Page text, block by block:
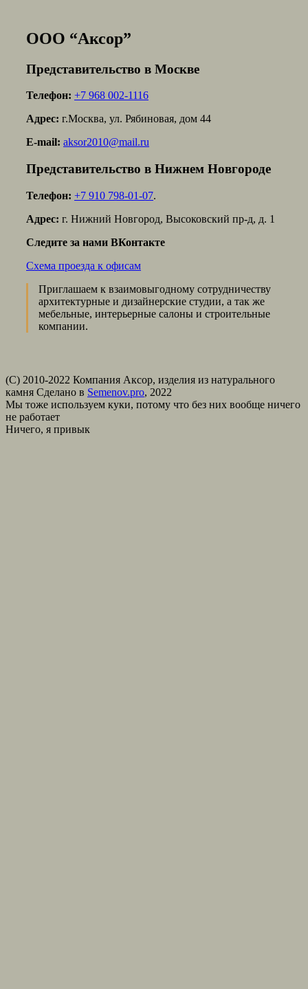
ООО “Аксор”
Представительство в Москве
Телефон: +7 968 002-1116
Адрес: г.Москва, ул. Рябиновая, дом 44
E-mail: aksor2010@mail.ru
Представительство в Нижнем Новгороде
Телефон: +7 910 798-01-07.
Адрес: г. Нижний Новгород, Высоковский пр-д, д. 1
Следите за нами ВКонтакте
Схема проезда к офисам
Приглашаем к взаимовыгодному сотрудничеству
архитектурные и дизайнерские студии, а так же
мебельные, интерьерные салоны и строительные
компании.
(С) 2010-2022 Компания Аксор, изделия из натурального
камня Сделано в Semenov.pro, 2022
Мы тоже используем куки, потому что без них вообще ничего
не работает
Ничего, я привык